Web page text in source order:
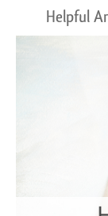
Helpful